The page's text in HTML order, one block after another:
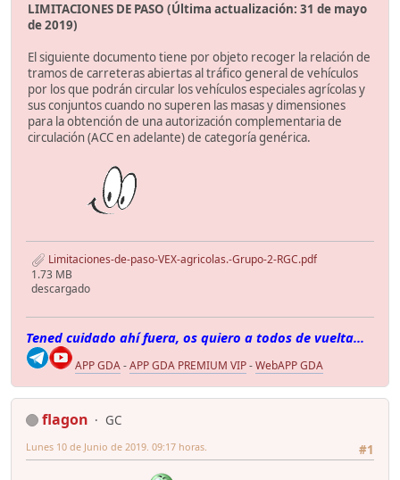
LIMITACIONES DE PASO (Última actualización: 31 de mayo
de 2019)
El siguiente documento tiene por objeto recoger la relación de
tramos de carreteras abiertas al tráfico general de vehículos
por los que podrán circular los vehículos especiales agrícolas y
sus conjuntos cuando no superen las masas y dimensiones
para la obtención de una autorización complementaria de
circulación (ACC en adelante) de categoría genérica.
Limitaciones-de-paso-VEX-agricolas.-Grupo-2-RGC.pdf
1.73 MB
descargado
Tened cuidado ahí fuera, os quiero a todos de vuelta...
APP GDA-APP GDA PREMIUM VIP-WebAPP GDA
flagon
GC
#1
Lunes 10 de Junio de 2019. 09:17 horas.